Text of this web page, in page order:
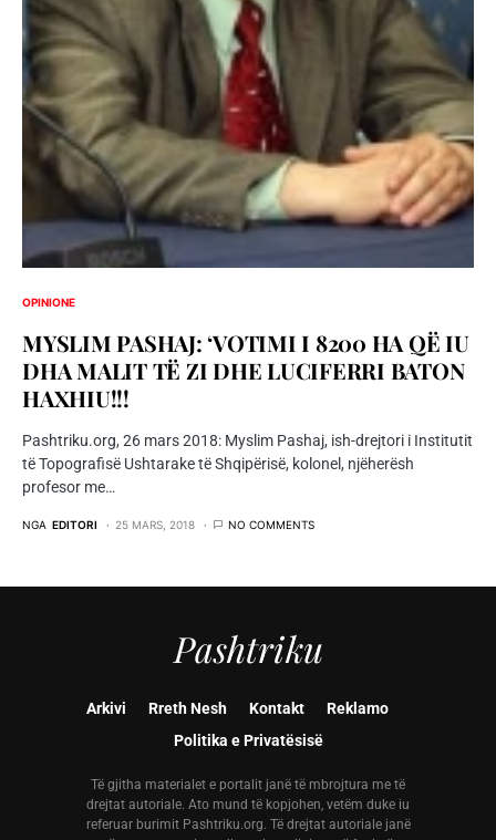
OPINIONE
MYSLIM PASHAJ: ‘VOTIMI I 8200 HA QË IU
DHA MALIT TË ZI DHE LUCIFERRI BATON
HAXHIU!!!
Pashtriku.org, 26 mars 2018: Myslim Pashaj, ish-drejtori i Institutit
të Topografisë Ushtarake të Shqipërisë, kolonel, njëherësh
profesor me…
NGA EDITORI 25 MARS, 2018 NO COMMENTS
Pashtriku
Arkivi Rreth Nesh Kontakt
Reklamo
Politika e Privatësisë
Të gjitha materialet e portalit janë të mbrojtura me të
drejtat autoriale. Ato mund të kopjohen, vetëm duke iu
referuar burimit Pashtriku.org. Të drejtat autoriale janë